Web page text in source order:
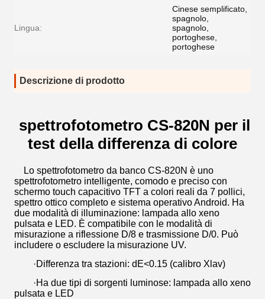
Lingua:
Cinese semplificato,
spagnolo,
spagnolo,
portoghese,
portoghese
Descrizione di prodotto
spettrofotometro CS-820N per il
test della differenza di colore
Lo spettrofotometro da banco CS-820N è uno
spettrofotometro intelligente, comodo e preciso con
schermo touch capacitivo TFT a colori reali da 7 pollici,
spettro ottico completo e sistema operativo Android. Ha
due modalità di illuminazione: lampada allo xeno
pulsata e LED. È compatibile con le modalità di
misurazione a riflessione D/8 e trasmissione D/0. Può
includere o escludere la misurazione UV.
·Differenza tra stazioni: dE<0.15 (calibro Xlav)
·Ha due tipi di sorgenti luminose: lampada allo xeno
pulsata e LED